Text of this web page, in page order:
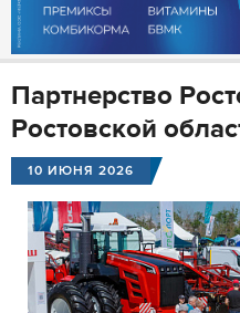
Партнерство
Ростовской
10 ИЮНЯ 2026